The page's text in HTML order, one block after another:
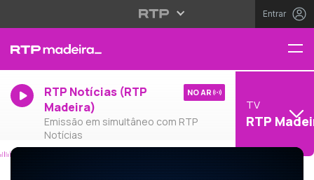
Entrar
RTP Notícias (RTP
Madeira)
Emissão em simultâneo com RTP
Notícias
NO AR
TV
RTP